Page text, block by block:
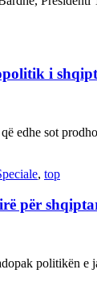
i
edhe sot
, top
për
politikën